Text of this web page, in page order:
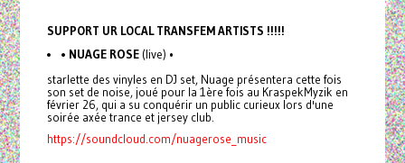
SUPPORT UR LOCAL TRANSFEM ARTISTS !!!!!
• NUAGE ROSE(live) •
starlette des vinyles en DJ set, Nuage présentera cette fois
son set de noise, joué pour la 1ère fois au KraspekMyzik en
février 26, qui a su conquérir un public curieux lors d'une
soirée axée trance et jersey club.
https://soundcloud.com/nuagerose_music